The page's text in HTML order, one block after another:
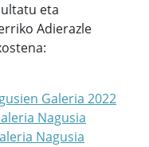
eta
Adierazle
Galeria 2022
Nagusia
Nagusia